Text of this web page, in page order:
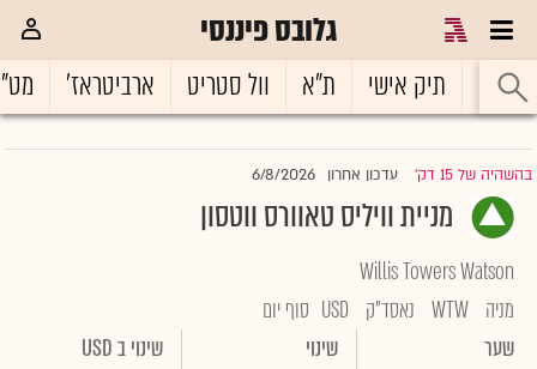
גלובס פיננסי
ראשי תיק אישי ת"א וול סטריט ארביטראז'
בהשהיה של 15 דק' |עדכון אחרון 6/8/2026
מניית וויליס טאוורס ווטסון
Willis Towers Watson
מניה WTW נאסד"ק USD סוף יום
שער
שינוי שינוי ב USD